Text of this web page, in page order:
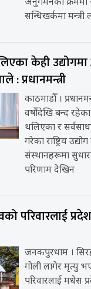
अनुगमनका क्रममा
सन्धिखर्कमा
केही
: प्रधानमन्त्री
काठमाडौँ ।
वर्षौंदेखि बन्द
थलिएका र
गरेका राष्ट्रिय
संस्थानहरूमा
परिणाम देखिन
परिवारलाई
जनकपुरधाम ।
गोली लागेर मृत्यु
परिवारलाई मधेस